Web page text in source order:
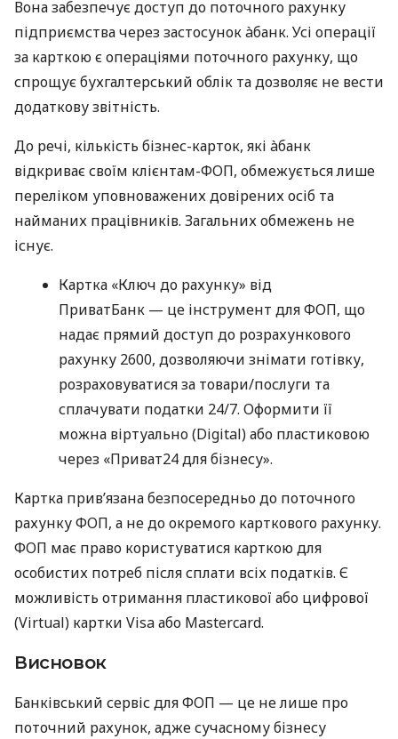
Вона забезпечує доступ до поточного рахунку
підприємства через застосунок àбанк. Усі операції
за карткою є операціями поточного рахунку, що
спрощує бухгалтерський облік та дозволяє не вести
додаткову звітність.
До речі, кількість бізнес-карток, які àбанк
відкриває своїм клієнтам-ФОП, обмежується лише
переліком уповноважених довірених осіб та
найманих працівників. Загальних обмежень не
існує.
Картка «Ключ до рахунку» від
ПриватБанк — це інструмент для ФОП, що
надає прямий доступ до розрахункового
рахунку 2600, дозволяючи знімати готівку,
розраховуватися за товари/послуги та
сплачувати податки 24/7. Оформити її
можна віртуально (Digital) або пластиковою
через «Приват24 для бізнесу».
Картка прив’язана безпосередньо до поточного
рахунку ФОП, а не до окремого карткового рахунку.
ФОП має право користуватися карткою для
особистих потреб після сплати всіх податків. Є
можливість отримання пластикової або цифрової
(Virtual) картки Visa або Mastercard.
Висновок
Банківський сервіс для ФОП — це не лише про
поточний рахунок, адже сучасному бізнесу